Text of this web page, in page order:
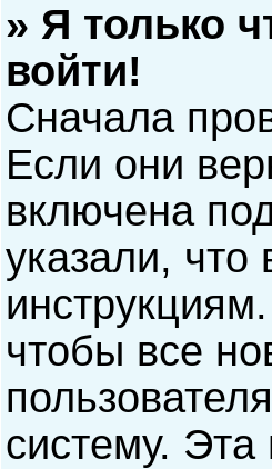
» Я только
войти!
Сначала
Если они
включена
указали,
чтобы все
систему.